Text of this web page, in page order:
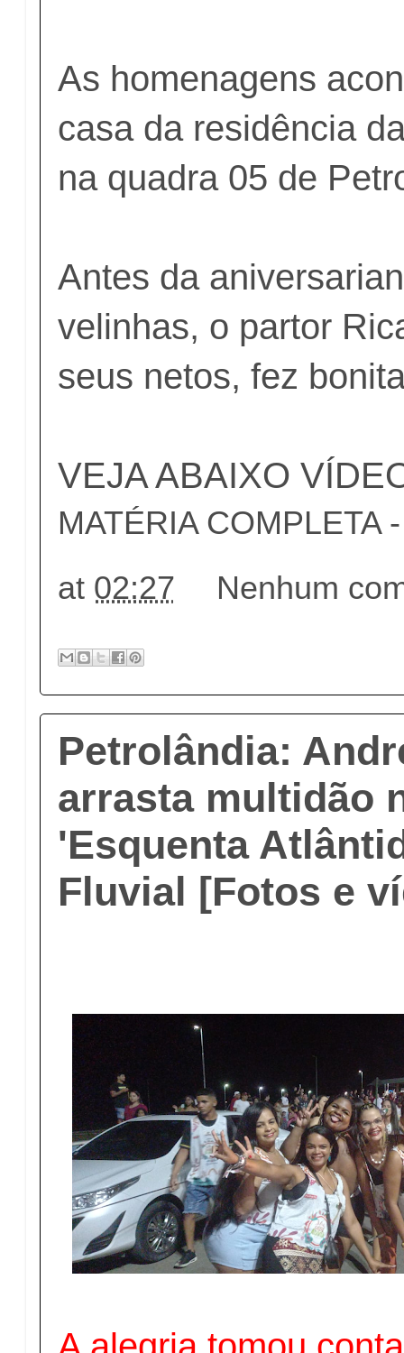
As homenagens
casa da residência
na quadra 05 de
Antes da
velinhas, o partor
seus netos, fez
VEJA ABAIXO
MATÉRIA COMPLETA
at 02:27 Nenhum
Petrolândia:
arrasta multidão
'Esquenta
Fluvial [Fotos e